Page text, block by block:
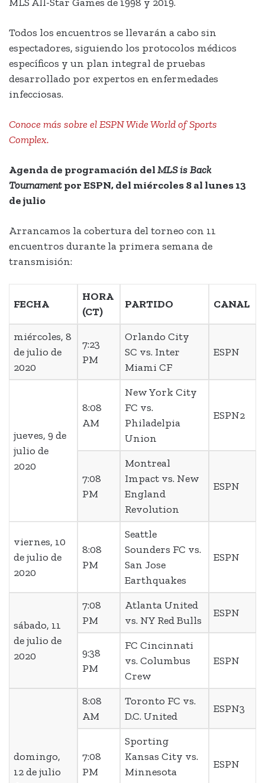
Todos los encuentros se llevarán a cabo sin
espectadores, siguiendo los protocolos médicos
específicos y un plan integral de pruebas
desarrollado por expertos en enfermedades
infecciosas.
Conoce más sobre el ESPN Wide World of Sports
Complex.
Agenda de programación delMLS is Back
Tournamentpor ESPN, del miércoles 8 al lunes 13
de julio
Arrancamos la cobertura del torneo con 11
encuentros durante la primera semana de
transmisión:
FECHA
HORA
(CT)
PARTIDO CANAL
miércoles, 8
de julio de
2020
7:23
PM
Orlando City
SC vs. Inter
Miami CF
ESPN
jueves, 9 de
julio de
2020
8:08
AM
New York City
FC vs.
Philadelpia
Union
ESPN2
7:08
PM
Montreal
Impact vs. New
England
Revolution
ESPN
viernes, 10
de julio de
2020
8:08
PM
Seattle
Sounders FC vs.
San Jose
Earthquakes
ESPN
sábado, 11
de julio de
2020
7:08
PM
Atlanta United
vs. NY Red Bulls
ESPN
9:38
PM
FC Cincinnati
vs. Columbus
Crew
ESPN
domingo,
12 de julio
8:08
AM
Toronto FC vs.
D.C. United
ESPN3
7:08
PM
Sporting
Kansas City vs.
Minnesota
ESPN